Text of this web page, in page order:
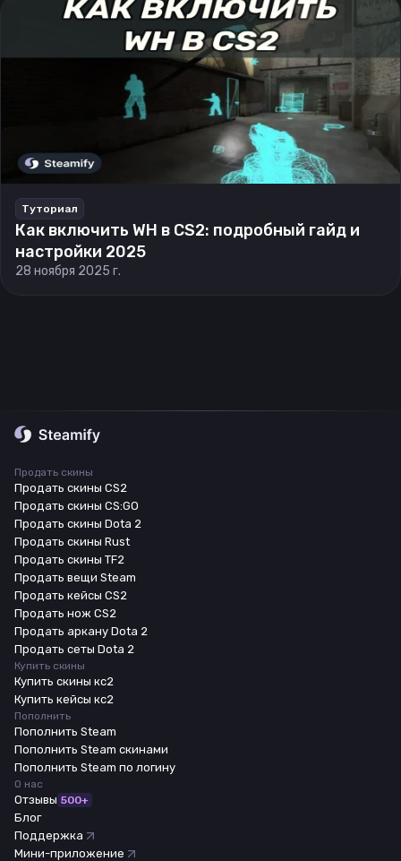
Туториал
Как включить WH в CS2: подробный гайд и
настройки 2025
28 ноября 2025 г.
Продать скины
Продать скины CS2
Продать скины CS:GO
Продать скины Dota 2
Продать скины Rust
Продать скины TF2
Продать вещи Steam
Продать кейсы CS2
Продать нож CS2
Продать аркану Dota 2
Продать сеты Dota 2
Купить скины
Купить скины кс2
Купить кейсы кс2
Пополнить
Пополнить Steam
Пополнить Steam скинами
Пополнить Steam по логину
О нас
Отзывы 500+
Блог
Поддержка
Мини-приложение